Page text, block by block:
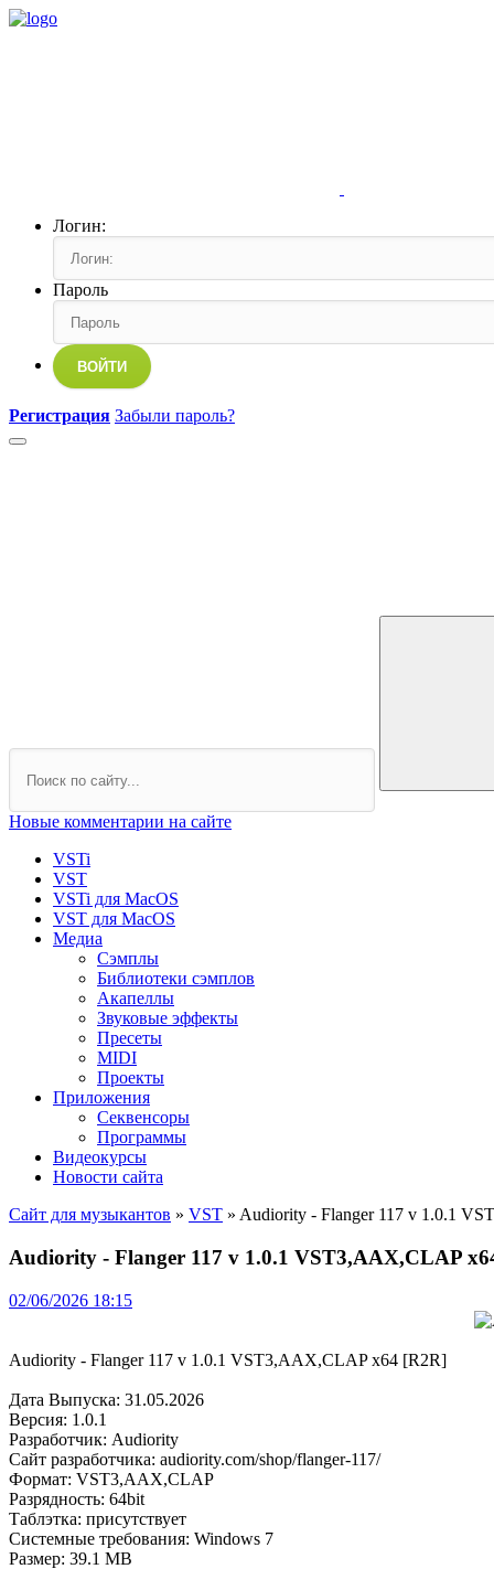
Логин:
Пароль
ВОЙТИ
Регистрация Забыли пароль?
Новые комментарии на сайте
VSTi
VST
VSTi для MacOS
VST для MacOS
Медиа
Сэмплы
Библиотеки сэмплов
Акапеллы
Звуковые эффекты
Пресеты
MIDI
Проекты
Приложения
Секвенсоры
Программы
Видеокурсы
Новости сайта
Сайт для музыкантов » VST » Audiority - Flanger 117 v 1.0.1
Audiority - Flanger 117 v 1.0.1 VST3,AAX,CLAP
02/06/2026 18:15
Audiority - Flanger 117 v 1.0.1 VST3,AAX,CLAP x64 [R2R]
Дата Выпуска: 31.05.2026
Версия: 1.0.1
Разработчик: Audiority
Сайт разработчика: audiority.com/shop/flanger-117/
Формат: VST3,AAX,CLAP
Разрядность: 64bit
Таблэтка: присутствует
Системные требования: Windows 7
Размер: 39.1 MB